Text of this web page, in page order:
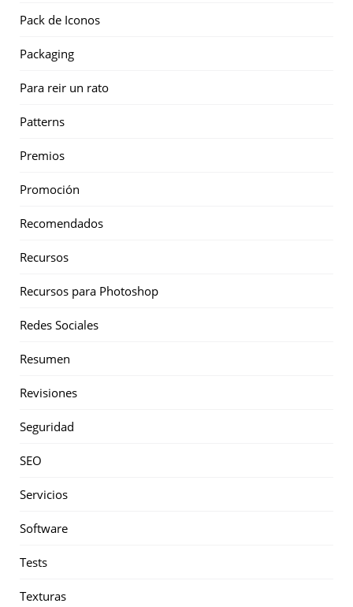
Pack de Iconos
Packaging
Para reir un rato
Patterns
Premios
Promoción
Recomendados
Recursos
Recursos para Photoshop
Redes Sociales
Resumen
Revisiones
Seguridad
SEO
Servicios
Software
Tests
Texturas